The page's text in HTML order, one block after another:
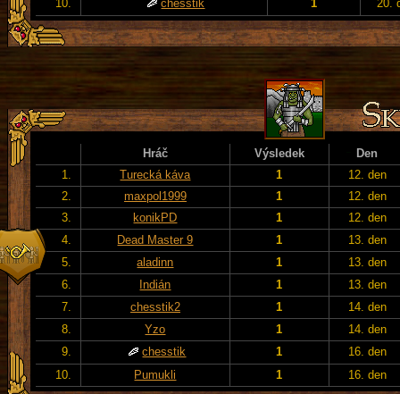
10.
chesstik 1 20.
Hráč Výsledek
Den
1.
Turecká káva 1
12. den
2.
maxpol1999 1
12. den
3.
konikPD 1
12. den
4.
Dead Master 9 1
13. den
5.
aladinn 1
13. den
6.
Indián 1
13. den
7.
chesstik2 1
14. den
8.
Yzo 1
14. den
9.
chesstik 1
16. den
10.
Pumukli 1 16. den